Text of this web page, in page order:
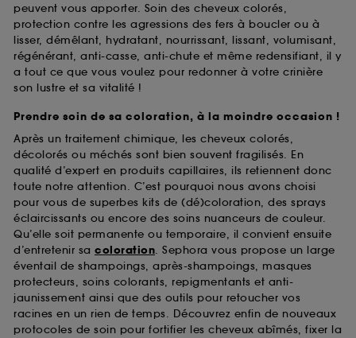
peuvent vous apporter. Soin des cheveux colorés,
protection contre les agressions des fers à boucler ou à
lisser, démêlant, hydratant, nourrissant, lissant, volumisant,
régénérant, anti-casse, anti-chute et même redensifiant, il y
a tout ce que vous voulez pour redonner à votre crinière
son lustre et sa vitalité !
Prendre soin de sa coloration, à la moindre occasion !
Après un traitement chimique, les cheveux colorés,
décolorés ou méchés sont bien souvent fragilisés. En
qualité d’expert en produits capillaires, ils retiennent donc
toute notre attention. C’est pourquoi nous avons choisi
pour vous de superbes kits de (dé)coloration, des sprays
éclaircissants ou encore des soins nuanceurs de couleur.
Qu’elle soit permanente ou temporaire, il convient ensuite
d’entretenir sa coloration. Sephora vous propose un large
éventail de shampoings, après-shampoings, masques
protecteurs, soins colorants, repigmentants et anti-
jaunissement ainsi que des outils pour retoucher vos
racines en un rien de temps. Découvrez enfin de nouveaux
protocoles de soin pour fortifier les cheveux abîmés, fixer la